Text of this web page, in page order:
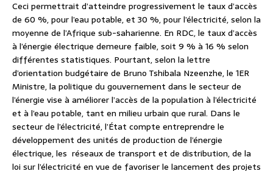
Ceci permettrait d’atteindre progressivement le taux d’accès
de 60 %, pour l’eau potable, et 30 %, pour l’électricité, selon la
moyenne de l’Afrique sub-saharienne. En RDC, le taux d’accès
à l’énergie électrique demeure faible, soit 9 % à 16 % selon
différentes statistiques. Pourtant, selon la lettre
d’orientation budgétaire de Bruno Tshibala Nzeenzhe, le 1ER
Ministre, la politique du gouvernement dans le secteur de
l’énergie vise à améliorer l’accès de la population à l’électricité
et à l’eau potable, tant en milieu urbain que rural. Dans le
secteur de l’électricité, l’État compte entreprendre le
développement des unités de production de l’énergie
électrique, les réseaux de transport et de distribution, de la
loi sur l’électricité en vue de favoriser le lancement des projets